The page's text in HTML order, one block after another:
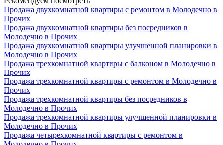
Продажа двухкомнатной квартиры с ремонтом в Молодечно в
Прочих
Продажа двухкомнатной квартиры без посредников в
Молодечно в Прочих
Продажа двухкомнатной квартиры улучшенной планировки в
Молодечно в Прочих
Продажа трехкомнатной квартиры с балконом в Молодечно в
Прочих
Продажа трехкомнатной квартиры с ремонтом в Молодечно в
Прочих
Продажа трехкомнатной квартиры без посредников в
Молодечно в Прочих
Продажа трехкомнатной квартиры улучшенной планировки в
Молодечно в Прочих
Продажа четырехкомнатной квартиры с ремонтом в